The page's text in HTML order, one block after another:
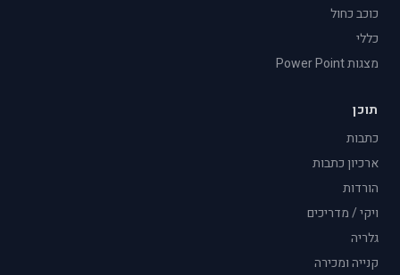
כוכב כחול
כללי
מצגות Power Point
תוכן
כתבות
ארכיון כתבות
הורדות
ויקי / מדריכים
גלריה
קנייה ומכירה